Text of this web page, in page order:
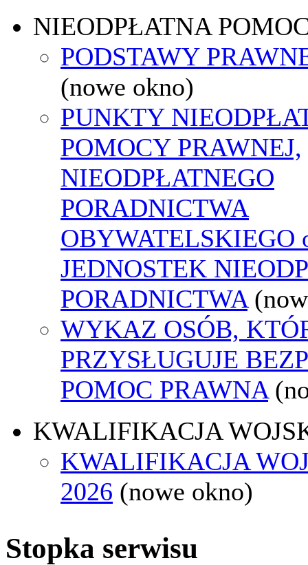
NIEODPŁATNA
PODSTAWY
(nowe okno)
PUNKTY
POMOCY PRAWNEJ,
NIEODPŁATNEGO
PORADNICTWA
OBYWATELSKIEGO
JEDNOSTEK
PORADNICTWA
WYKAZ OSÓB,
PRZYSŁUGUJE
POMOC PRAWNA
KWALIFIKACJA
KWALIFIKACJA
2026 (nowe okno)
Stopka serwisu